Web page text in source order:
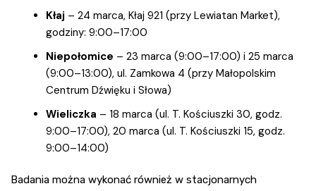
Kłaj – 24 marca, Kłaj 921 (przy Lewiatan Market),
godziny: 9:00–17:00
Niepołomice – 23 marca (9:00–17:00) i 25 marca
(9:00–13:00), ul. Zamkowa 4 (przy Małopolskim
Centrum Dźwięku i Słowa)
Wieliczka – 18 marca (ul. T. Kościuszki 30, godz.
9:00–17:00), 20 marca (ul. T. Kościuszki 15, godz.
9:00–14:00)
Badania można wykonać również w stacjonarnych